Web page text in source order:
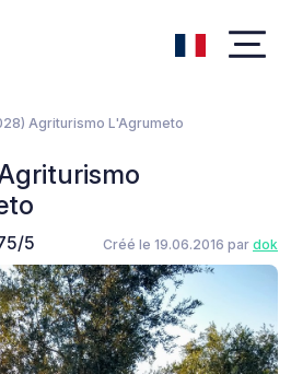
Agriturismo L'Agrumeto
5 Créé le 19.06.2016 par dok